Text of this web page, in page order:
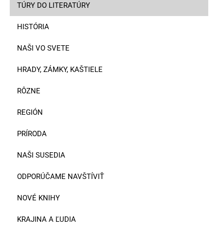
TÚRY DO LITERATÚRY
HISTÓRIA
NAŠI VO SVETE
HRADY, ZÁMKY, KAŠTIELE
RÔZNE
REGIÓN
PRÍRODA
NAŠI SUSEDIA
ODPORÚČAME NAVŠTÍVIŤ
NOVÉ KNIHY
KRAJINA A ĽUDIA